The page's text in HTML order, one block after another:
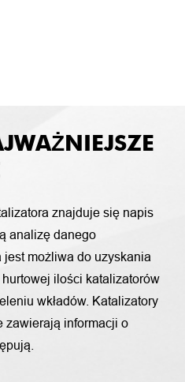
znajduje się napis
analizę danego
jest możliwa do uzyskania
ilości katalizatorów
wkładów. Katalizatory
zawierają informacji o